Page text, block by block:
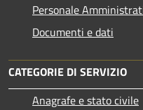
Personale
Documenti e dati
CATEGORIE DI SERVIZIO
Anagrafe e stato civile